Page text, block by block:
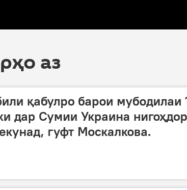
аз
қабулро барои мубодилаи
дар Сумии Украина
гуфт Москалкова.